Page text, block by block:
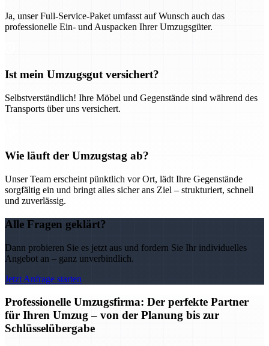
Ja, unser Full-Service-Paket umfasst auf Wunsch auch das
professionelle Ein- und Auspacken Ihrer Umzugsgüter.
Ist mein Umzugsgut versichert?
Selbstverständlich! Ihre Möbel und Gegenstände sind während des
Transports über uns versichert.
Wie läuft der Umzugstag ab?
Unser Team erscheint pünktlich vor Ort, lädt Ihre Gegenstände
sorgfältig ein und bringt alles sicher ans Ziel – strukturiert, schnell
und zuverlässig.
Alle Fragen geklärt?
Dann probieren Sie es jetzt aus und fordern Sie Ihr individuelles
Angebot an – ganz unverbindlich.
Jetzt Anfrage starten
Professionelle Umzugsfirma: Der perfekte Partner
für Ihren Umzug – von der Planung bis zur
Schlüsselübergabe